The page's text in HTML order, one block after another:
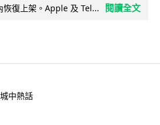
恢復上架。Apple 及 Tel...
閱讀全文
城中熱話